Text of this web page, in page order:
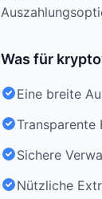
Was für
Eine breite
Transparente
Sichere
Nützliche